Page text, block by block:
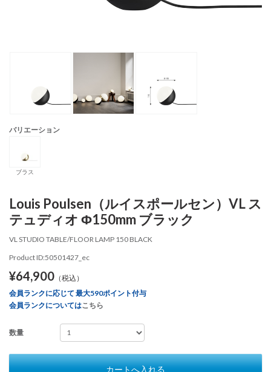
バリエーション
ブラス
Louis Poulsen（ルイスポールセン）VL ス
テュディオ Φ150mm ブラック
VL STUDIO TABLE/FLOOR LAMP 150 BLACK
Product ID:50501427_ec
¥64,900 （税込）
会員ランクに応じて 最大590ポイント付与
会員ランクについてはこちら
数量
カートへ入れる